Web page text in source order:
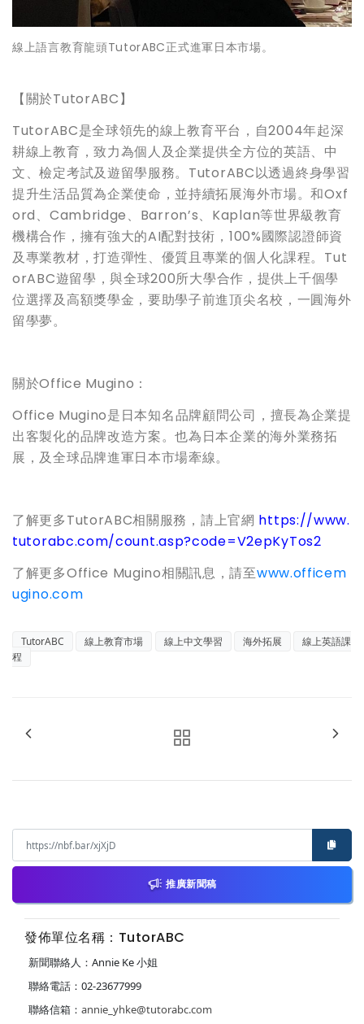
線上語言教育龍頭TutorABC正式進軍日本市場。
【關於TutorABC】
TutorABC是全球領先的線上教育平台，自2004年起深
耕線上教育，致力為個人及企業提供全方位的英語、中
文、檢定考試及遊留學服務。TutorABC以透過終身學習
提升生活品質為企業使命，並持續拓展海外市場。和Oxf
ord、Cambridge、Barron’s、Kaplan等世界級教育
機構合作，擁有強大的AI配對技術，100%國際認證師資
及專業教材，打造彈性、優質且專業的個人化課程。Tut
orABC遊留學，與全球200所大學合作，提供上千個學
位選擇及高額獎學金，要助學子前進頂尖名校，一圓海外
留學夢。
關於Office Mugino：
Office Mugino是日本知名品牌顧問公司，擅長為企業提
出客製化的品牌改造方案。也為日本企業的海外業務拓
展，及全球品牌進軍日本市場牽線。
了解更多TutorABC相關服務，請上官網 https://www.
tutorabc.com/count.asp?code=V2epKyTos2
了解更多Office Mugino相關訊息，請至www.officem
ugino.com
TutorABC 線上教育市場 線上中文學習 海外拓展
線上英語課
程
推廣新聞稿
發佈單位名稱：TutorABC
新聞聯絡人：Annie Ke 小姐
聯絡電話：02-23677999
聯絡信箱： annie_yhke@tutorabc.com